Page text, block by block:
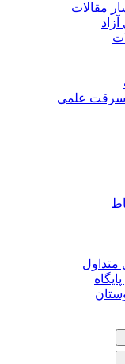
مقالات
ﺳﺮﻗﺖ ﻋﻠﻤﯽ